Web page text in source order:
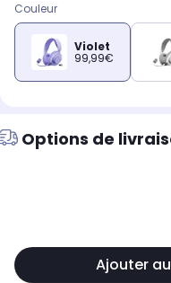
Couleur
Violet
99,99€
Options de
Ajouter